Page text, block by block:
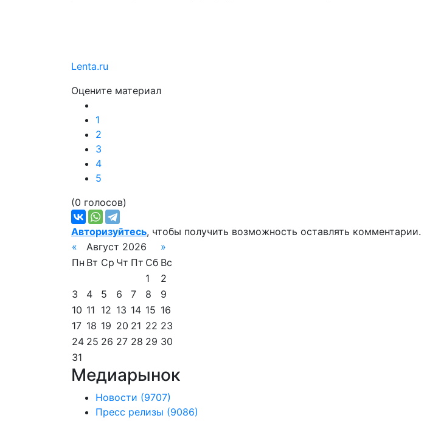
Lenta.ru
Оцените материал
1
2
3
4
5
(0 голосов)
Авторизуйтесь, чтобы получить возможность оставлять комментарии.
«
Август 2026
»
Пн Вт Ср Чт Пт Сб Вс
1
2
3
4 5 6 7 8
9
10 11 12 13 14 15 16
17 18 19 20 21 22 23
24 25 26 27 28 29 30
31
Медиарынок
Новости (9707)
Пресс релизы (9086)